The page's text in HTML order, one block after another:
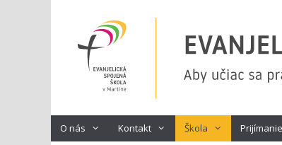
O nás Kontakt Škola